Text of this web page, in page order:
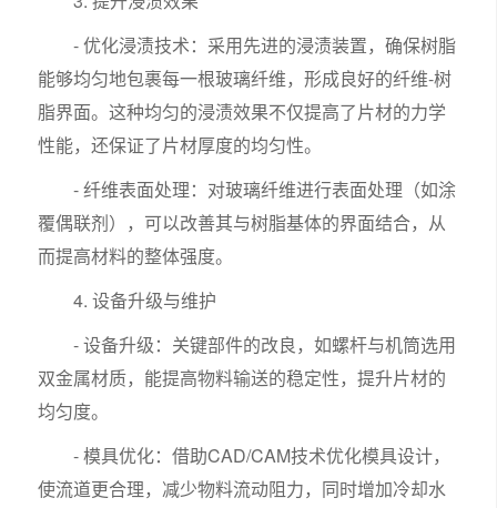
- 优化浸渍技术：采用先进的浸渍装置，确保树脂
能够均匀地包裹每一根玻璃纤维，形成良好的纤维-树
脂界面。这种均匀的浸渍效果不仅提高了片材的力学
性能，还保证了片材厚度的均匀性。
- 纤维表面处理：对玻璃纤维进行表面处理（如涂
覆偶联剂），可以改善其与树脂基体的界面结合，从
而提高材料的整体强度。
4. 设备升级与维护
- 设备升级：关键部件的改良，如螺杆与机筒选用
双金属材质，能提高物料输送的稳定性，提升片材的
均匀度。
- 模具优化：借助CAD/CAM技术优化模具设计，
使流道更合理，减少物料流动阻力，同时增加冷却水